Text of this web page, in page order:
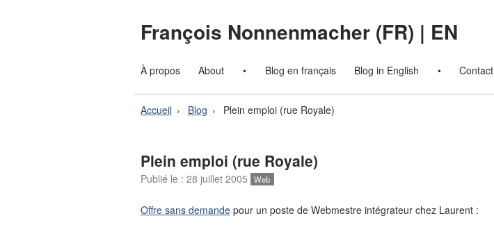
François Nonnenmacher (FR) | EN
À propos About • Blog en français Blog in English • Contact
Accueil Blog Plein emploi (rue Royale)
Plein emploi (rue Royale)
Publié le : 28 juillet 2005 Web
Offre sans demandepour un poste de Webmestre intégrateur chez Laurent :